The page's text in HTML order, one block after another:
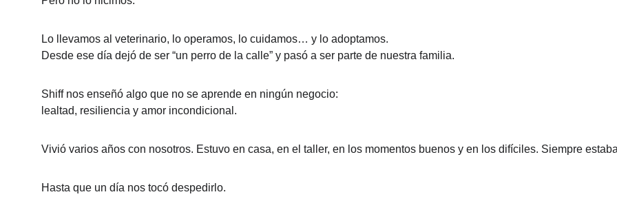
Lo llevamos al veterinario, lo operamos, lo cuidamos… y lo adoptamos.
Desde ese día dejó de ser “un perro de la calle” y pasó a ser parte de nuestra familia.
Shiff nos enseñó algo que no se aprende en ningún negocio:
lealtad, resiliencia y amor incondicional.
Vivió varios años con nosotros. Estuvo en casa, en el taller, en los momentos buenos y en los difíciles. Siempre
Hasta que un día nos tocó despedirlo.